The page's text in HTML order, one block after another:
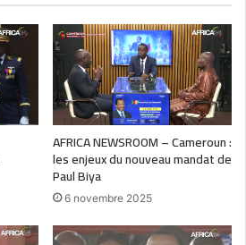
AFRICA NEWSROOM – Cameroun :
les enjeux du nouveau mandat de
Paul Biya
6 novembre 2025